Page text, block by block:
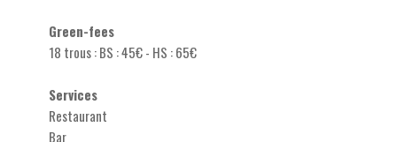
Green-fees
18 trous : BS : 45€ - HS : 65€
Services
Restaurant
Bar